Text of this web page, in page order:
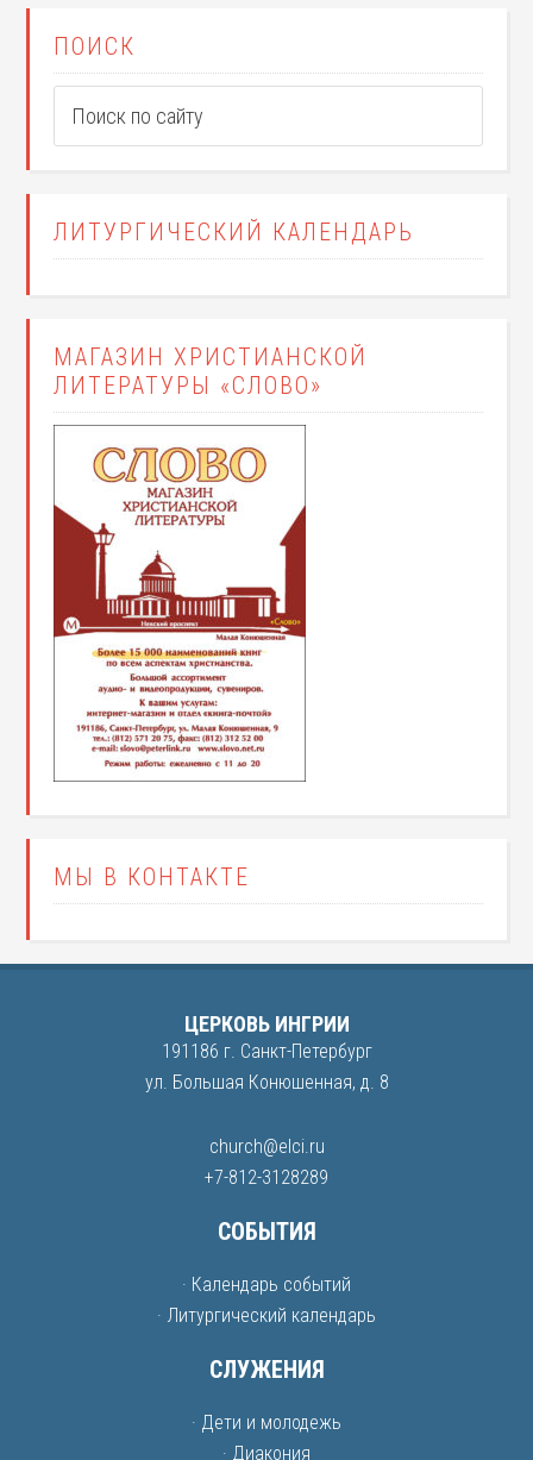
ПОИСК
ЛИТУРГИЧЕСКИЙ КАЛЕНДАРЬ
МАГАЗИН ХРИСТИАНСКОЙ
ЛИТЕРАТУРЫ «СЛОВО»
МЫ В КОНТАКТЕ
ЦЕРКОВЬ ИНГРИИ
191186 г. Санкт-Петербург
ул. Большая Конюшенная, д. 8
church@elci.ru
+7-812-3128289
СОБЫТИЯ
· Календарь событий
· Литургический календарь
СЛУЖЕНИЯ
· Дети и молодежь
· Диакония